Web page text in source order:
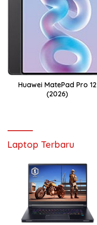
Huawei MatePad Pro 12
(2026)
Laptop Terbaru